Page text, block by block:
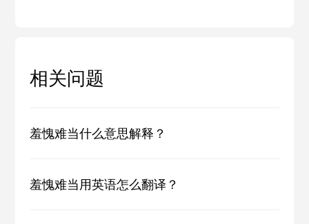
相关问题
羞愧难当什么意思解释？
羞愧难当用英语怎么翻译？